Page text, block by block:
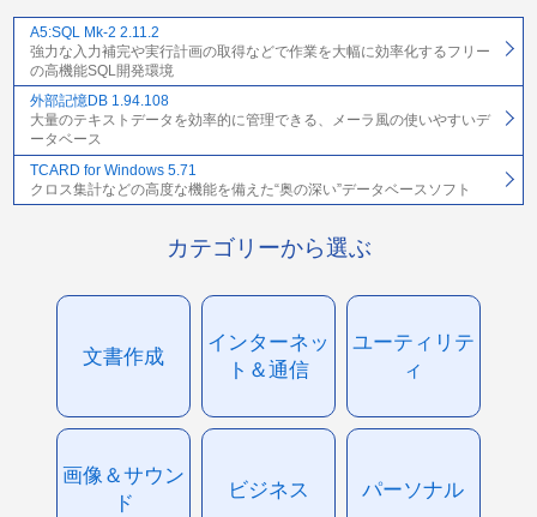
A5:SQL Mk-2 2.11.2
強力な入力補完や実行計画の取得などで作業を大幅に効率化するフリー
の高機能SQL開発環境
外部記憶DB 1.94.108
大量のテキストデータを効率的に管理できる、メーラ風の使いやすいデ
ータベース
TCARD for Windows 5.71
クロス集計などの高度な機能を備えた“奥の深い”データベースソフト
カテゴリーから選ぶ
文書作成
インターネッ
ト＆通信
ユーティリテ
ィ
画像＆サウン
ド
ビジネス パーソナル